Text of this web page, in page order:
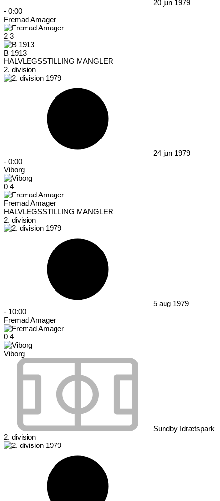
20 jun 1979
- 0:00
Fremad Amager
2 3
B 1913
HALVLEGSSTILLING MANGLER
2. division
24 jun 1979
- 0:00
Viborg
0 4
Fremad Amager
HALVLEGSSTILLING MANGLER
2. division
5 aug 1979
- 10:00
Fremad Amager
0 4
Viborg
Sundby Idrætspark
2. division